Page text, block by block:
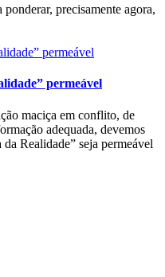
precisamente agora,
permeável
maciça em conflito, de
adequada, devemos
Realidade” seja permeável